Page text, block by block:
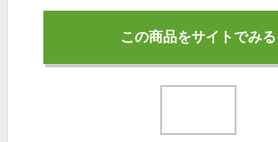
この商品をサイトでみる